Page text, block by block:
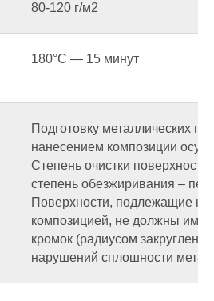
80-120 г/м2
180°С — 15 минут
Подготовку металлических
нанесением композиции
Степень очистки
степень обезжиривания –
Поверхности, подлежащие
композицией, не должны
кромок (радиусом
нарушений сплошности